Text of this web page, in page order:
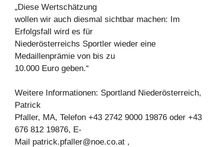
„Diese Wertschätzung
wollen wir auch diesmal sichtbar machen: Im
Erfolgsfall wird es für
Niederösterreichs Sportler wieder eine
Medaillenprämie von bis zu
10.000 Euro geben.“
Weitere Informationen: Sportland Niederösterreich,
Patrick
Pfaller, MA, Telefon +43 2742 9000 19876 oder +43
676 812 19876, E-
Mail patrick.pfaller@noe.co.at ,